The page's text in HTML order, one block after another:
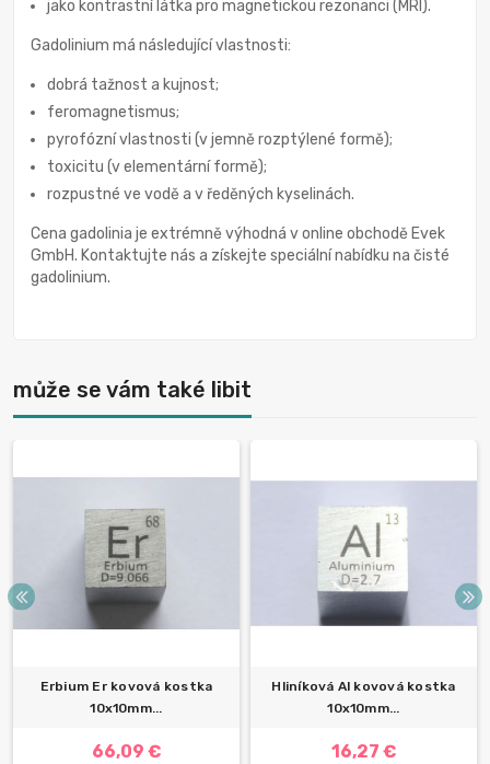
jako kontrastní látka pro magnetickou rezonanci (MRI).
Gadolinium má následující vlastnosti:
dobrá tažnost a kujnost;
feromagnetismus;
pyrofózní vlastnosti (v jemně rozptýlené formě);
toxicitu (v elementární formě);
rozpustné ve vodě a v ředěných kyselinách.
Cena gadolinia je extrémně výhodná v online obchodě Evek
GmbH. Kontaktujte nás a získejte speciální nabídku na čisté
gadolinium.
může se vám také libit
Erbium Er kovová kostka
10x10mm...
66,09 €
Hliníková Al kovová kostka
10x10mm...
16,27 €